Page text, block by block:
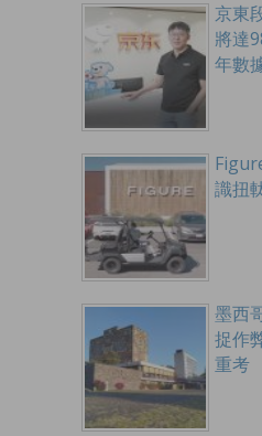
京東
將達
年數
識扭
墨西
捉作
重考